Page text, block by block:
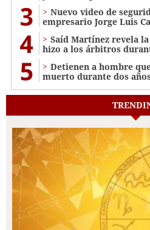
3
Nuevo video de
empresario Jorge Luis
4
Saíd Martínez revela
hizo a los árbitros
5
Detienen a hombre
muerto durante dos